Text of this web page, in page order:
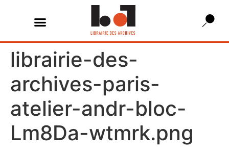
librairie-des-
archives-paris-
atelier-andr-bloc-
Lm8Da-wtmrk.png